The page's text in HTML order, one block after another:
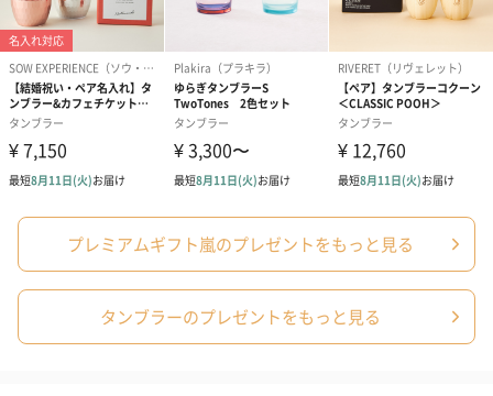
プレミアムギフト嵐のプレゼントをもっと見る
タンブラーのプレゼントをもっと見る